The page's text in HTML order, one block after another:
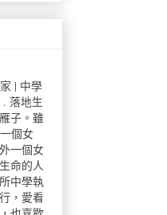
| 中學
落地生
子。雖
個女
一個女
命的人
中學執
，愛看